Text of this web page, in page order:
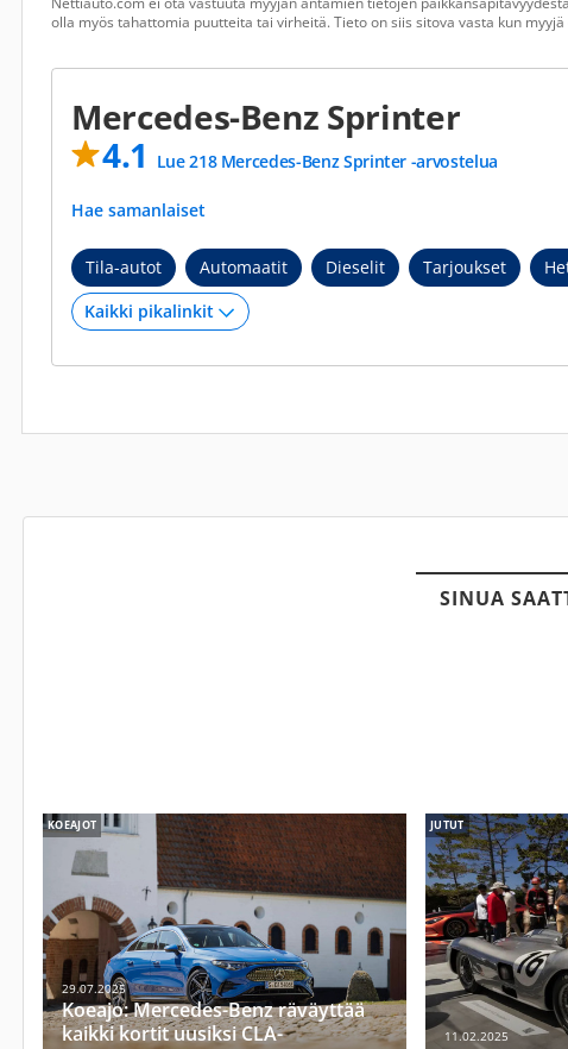
olla myös tahattomia puutteita tai virheitä. Tieto on siis sitova vasta kun
Mercedes-Benz Sprinter
4.1
Lue 218 Mercedes-Benz Sprinter -arvostelua
Hae samanlaiset
Tila-autot Automaatit Dieselit Tarjoukset
SINUA
KOEAJOT
29.07.2025
Koeajo: Mercedes-Benz räväyttää
kaikki kortit uusiksi CLA-
JUTUT
11.02.2025